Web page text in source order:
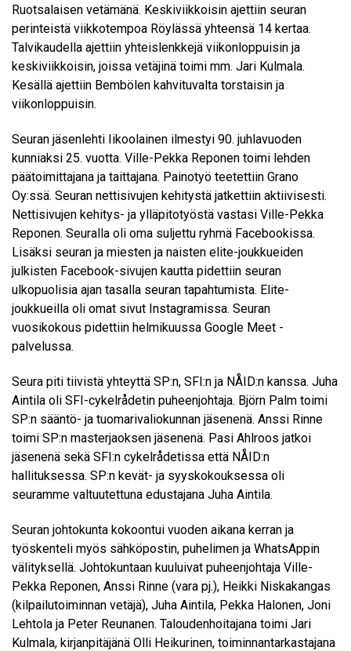
Ruotsalaisen vetämänä. Keskiviikkoisin ajettiin seuran
perinteistä viikkotempoa Röylässä yhteensä 14 kertaa.
Talvikaudella ajettiin yhteislenkkejä viikonloppuisin ja
keskiviikkoisin, joissa vetäjinä toimi mm. Jari Kulmala.
Kesällä ajettiin Bembölen kahvituvalta torstaisin ja
viikonloppuisin.
Seuran jäsenlehti Iikoolainen ilmestyi 90. juhlavuoden
kunniaksi 25. vuotta. Ville-Pekka Reponen toimi lehden
päätoimittajana ja taittajana. Painotyö teetettiin Grano
Oy:ssä. Seuran nettisivujen kehitystä jatkettiin aktiivisesti.
Nettisivujen kehitys- ja ylläpitotyöstä vastasi Ville-Pekka
Reponen. Seuralla oli oma suljettu ryhmä Facebookissa.
Lisäksi seuran ja miesten ja naisten elite-joukkueiden
julkisten Facebook-sivujen kautta pidettiin seuran
ulkopuolisia ajan tasalla seuran tapahtumista. Elite-
joukkueilla oli omat sivut Instagramissa. Seuran
vuosikokous pidettiin helmikuussa Google Meet -
palvelussa.
Seura piti tiivistä yhteyttä SP:n, SFI:n ja NÅID:n kanssa. Juha
Aintila oli SFI-cykelrådetin puheenjohtaja. Björn Palm toimi
SP:n sääntö- ja tuomarivaliokunnan jäsenenä. Anssi Rinne
toimi SP:n masterjaoksen jäsenenä. Pasi Ahlroos jatkoi
jäsenenä sekä SFI:n cykelrådetissa että NÅID:n
hallituksessa. SP:n kevät- ja syyskokouksessa oli
seuramme valtuutettuna edustajana Juha Aintila.
Seuran johtokunta kokoontui vuoden aikana kerran ja
työskenteli myös sähköpostin, puhelimen ja WhatsAppin
välityksellä. Johtokuntaan kuuluivat puheenjohtaja Ville-
Pekka Reponen, Anssi Rinne (vara pj.), Heikki Niskakangas
(kilpailutoiminnan vetäjä), Juha Aintila, Pekka Halonen, Joni
Lehtola ja Peter Reunanen. Taloudenhoitajana toimi Jari
Kulmala, kirjanpitäjänä Olli Heikurinen, toiminnantarkastajana